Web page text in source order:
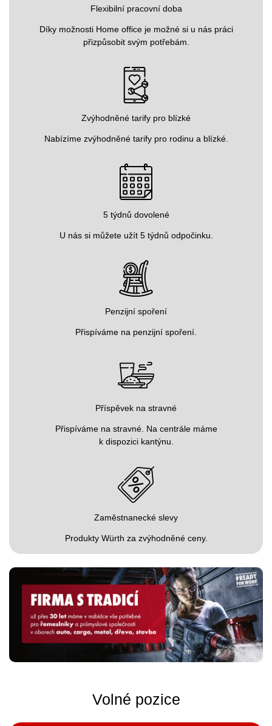
Flexibilní pracovní doba
Díky možnosti Home office je možné si u nás práci
přizpůsobit svým potřebám.
Zvýhodněné tarify pro blízké
Nabízíme zvýhodněné tarify pro rodinu a blízké.
5 týdnů dovolené
U nás si můžete užít 5 týdnů odpočinku.
Penzijní spoření
Přispíváme na penzijní spoření.
Příspěvek na stravné
Přispíváme na stravné. Na centrále máme
k dispozici kantýnu.
Zaměstnanecké slevy
Produkty Würth za zvýhodněné ceny.
Volné pozice